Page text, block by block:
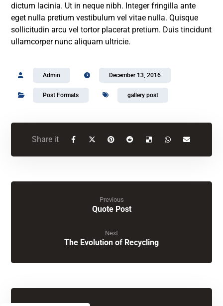
dictum lacinia. Ut in neque nibh. Integer fringilla ante
eget nulla pretium vestibulum vel vitae nulla. Quisque
sollicitudin arcu vel tortor placerat pretium. Duis tincidunt
ullamcorper nunc aliquam ultricie.
Admin December 13, 2016
Post Formats gallery post
Previous
Quote Post
Next
The Evolution of Recycling